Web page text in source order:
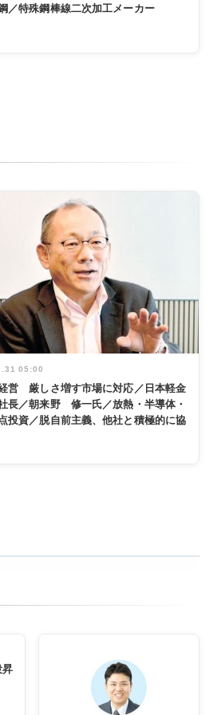
／特殊鋼棒線二次加工メーカー
05:00
営 厳しさ増す市場に対応／日本軽金
長／朝来野 修一氏／放熱・半導体・
投資／脱自前主義、他社と積極的に協
昇